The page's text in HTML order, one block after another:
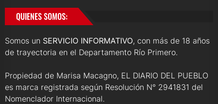
QUIENES SOMOS:
Somos un SERVICIO INFORMATIVO, con más de 18 años
de trayectoria en el Departamento Río Primero.
Propiedad de Marisa Macagno, EL DIARIO DEL PUEBLO
es marca registrada según Resolución N° 2941831 del
Nomenclador Internacional.